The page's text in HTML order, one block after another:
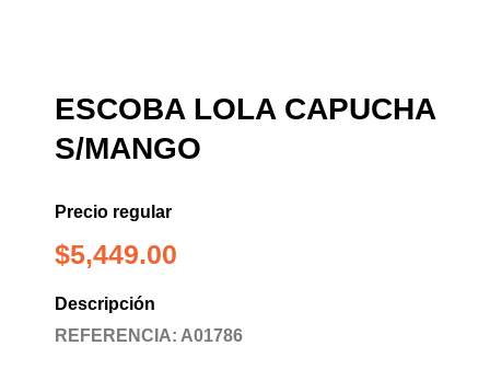
ESCOBA LOLA CAPUCHA
S/MANGO
Precio regular
$5,449.00
Descripción
REFERENCIA: A01786